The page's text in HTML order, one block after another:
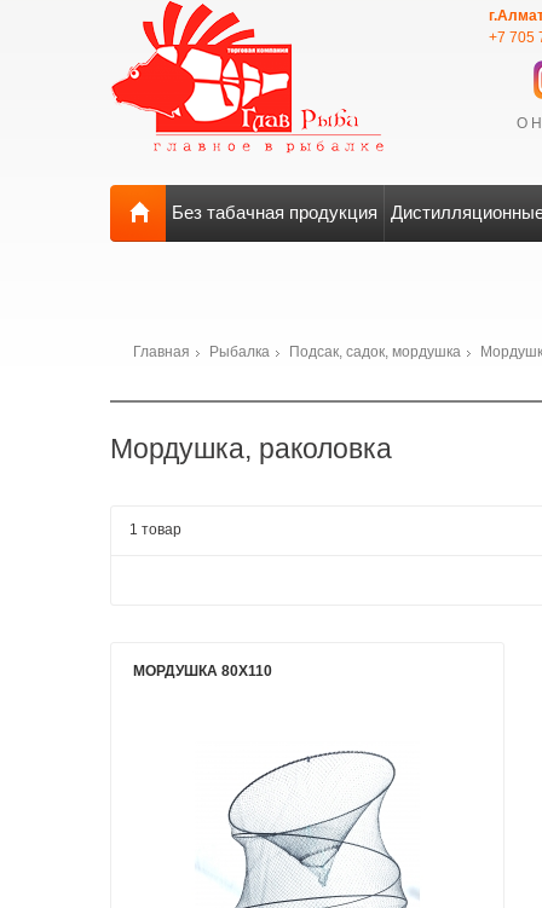
+7 705
О
Без табачная продукция
Главная Рыбалка Подсак, садок, мордушка
Мордушка, раколовка
1 товар
МОРДУШКА 80Х110